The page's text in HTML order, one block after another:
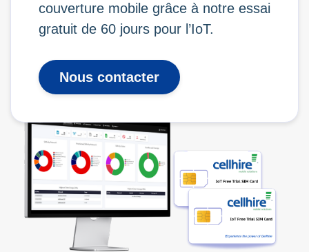
couverture mobile grâce à notre essai
gratuit de 60 jours pour l’IoT.
Nous contacter